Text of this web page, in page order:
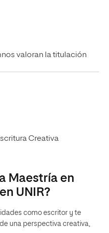
valoran la titulación
Creativa
Maestría en
UNIR?
como escritor y te
una perspectiva creativa,